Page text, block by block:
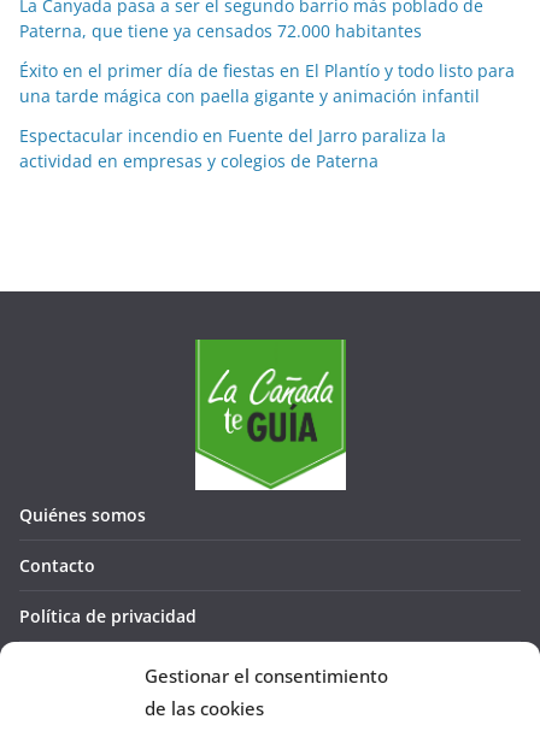
Gestionar el consentimiento
de las cookies
s
La Canyada pasa a ser el segundo barrio más poblado de
Paterna, que tiene ya censados 72.000 habitantes
Éxito en el primer día de fiestas en El Plantío y todo listo para
una tarde mágica con paella gigante y animación infantil
Espectacular incendio en Fuente del Jarro paraliza la
actividad en empresas y colegios de Paterna
Quiénes somos
Contacto
Política de privacidad
Política de cookies (UE)